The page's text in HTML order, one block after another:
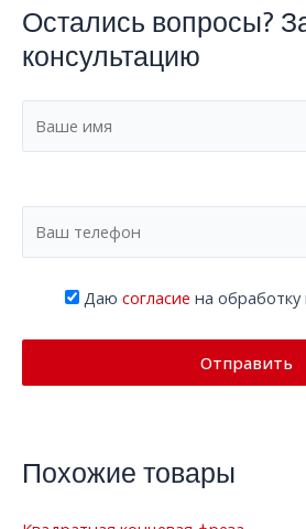
Остались вопросы?
консультацию
Даю согласие на
Похожие товары